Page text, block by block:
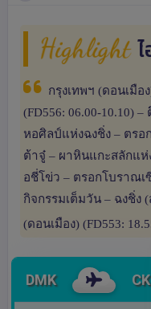
Highlight
กรุงเทพฯ (ดอนเมือ
(FD556: 06.00-10.10)
หอศิลป์แห่งฉงชิ่ง – ตรอ
ต้าจู๋ – ผาหินแกะสลักแห่
อชี่โข่ว – ตรอกโบราณเ
กิจกรรมเต็มวัน – ฉงชิ่ง
(ดอนเมือง) (FD553:
DMK